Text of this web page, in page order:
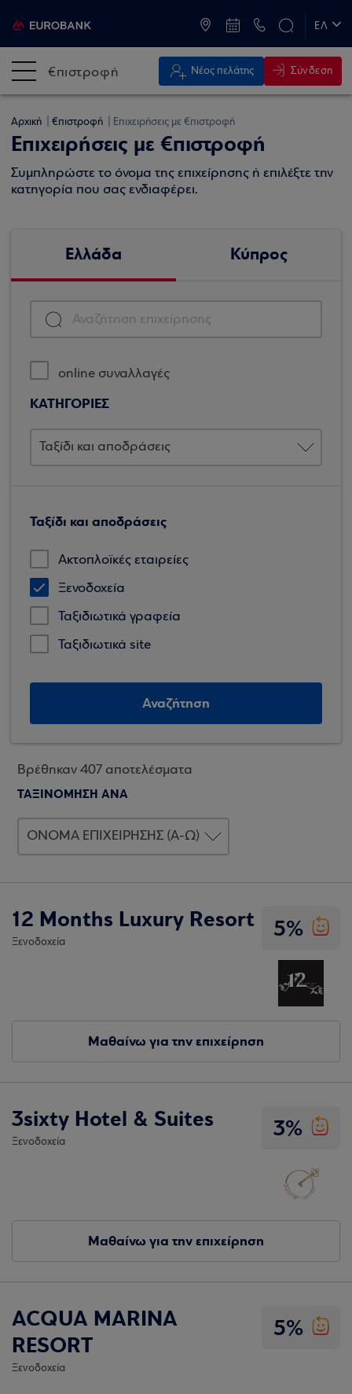
ΕΛ
€πιστροφή Νέος πελάτης Σύνδεση
Αρχική €πιστροφή Επιχειρήσεις με €πιστροφή
Επιχειρήσεις με €πιστροφή
Συμπληρώστε το όνομα της επιχείρησης ή επιλέξτε την
κατηγορία που σας ενδιαφέρει.
Ελλάδα Κύπρος
ΚΑΤΗΓΟΡΙΕΣ
online συναλλαγές
Ταξίδι και αποδράσεις
Ακτοπλοϊκές εταιρείες
Ξενοδοχεία
Ταξιδιωτικά γραφεία
Ταξιδιωτικά site
Αναζήτηση
Βρέθηκαν 407 αποτελέσματα
ΤΑΞΙΝΟΜΗΣΗ ΑΝΑ
5%
12 Months Luxury Resort
Ξενοδοχεία
Μαθαίνω για την επιχείρηση
3%
3sixty Hotel & Suites
Ξενοδοχεία
Μαθαίνω για την επιχείρηση
5%
ACQUA MARINA
RESORT
Ξενοδοχεία